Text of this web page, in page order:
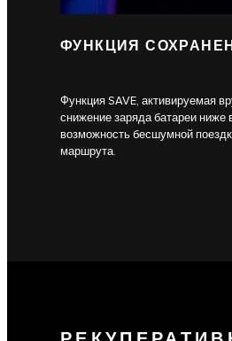
ФУНКЦИЯ
Функция SAVE, активируемая
снижение заряда батареи ниже
возможность бесшумной
маршрута.